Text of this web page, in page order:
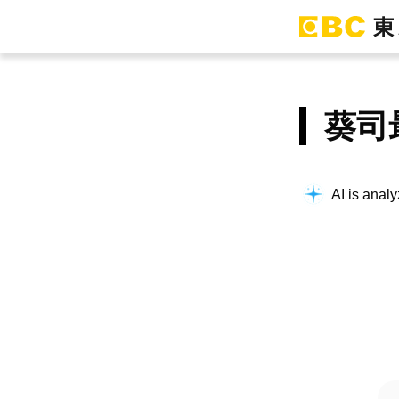
葵司
AI is